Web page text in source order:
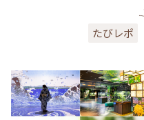
たびレポ